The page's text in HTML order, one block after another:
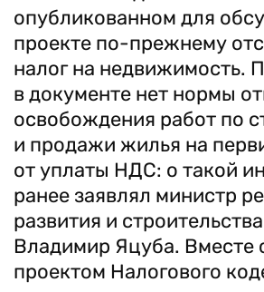
опубликованном для
проекте по-прежнему
налог на недвижимость.
в документе нет нормы
освобождения работ по
и продажи жилья на
от уплаты НДС: о такой
ранее заявлял министр
развития и строительства
Владимир Яцуба. Вместе
проектом Налогового